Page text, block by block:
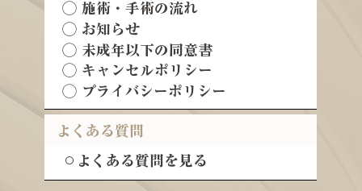
◯ 施術・手術の流れ
◯ お知らせ
◯ 未成年以下の同意書
◯ キャンセルポリシー
◯ プライバシーポリシー
よくある質問
⚪︎よくある質問を見る